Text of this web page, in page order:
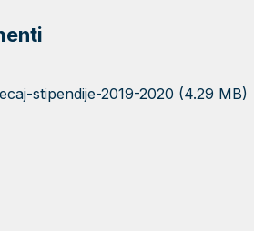
stipendije-2019-2020 (4.29 MB)